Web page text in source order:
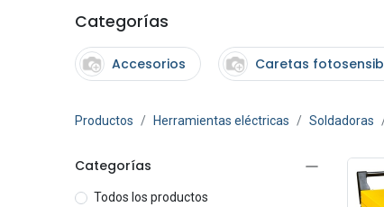
Categorías
Accesorios Caretas
Productos Herramientas eléctricas Soldadoras
Categorías
Todos los productos